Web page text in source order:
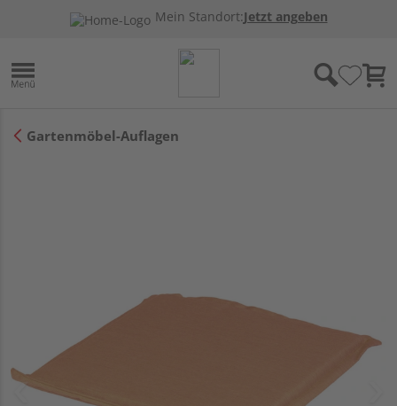
Mein Standort:Jetzt angeben
Gartenmöbel-Auflagen